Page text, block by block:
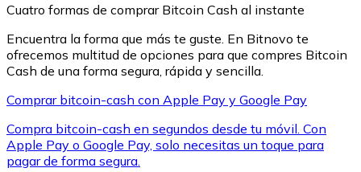
XRP
XRP
Cuatro formas de comprar Bitcoin Cash al instante
Encuentra la forma que más te guste. En Bitnovo te
ofrecemos multitud de opciones para que compres Bitcoin
Cash de una forma segura, rápida y sencilla.
Comprar bitcoin-cash con Apple Pay y Google Pay
Compra bitcoin-cash en segundos desde tu móvil. Con
Apple Pay o Google Pay, solo necesitas un toque para
pagar de forma segura.